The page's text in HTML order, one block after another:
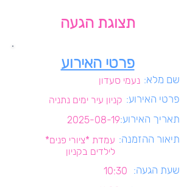
תצוגת הגעה
פרטי האירוע
נעמי סעדון שם מלא:
קניון עיר ימים נתניה פרטי האירוע:
2025-08-19תאריך האירוע:
עמדת *ציורי פנים*
לילדים בקניון
תיאור ההזמנה:
10:30 שעת הגעה: